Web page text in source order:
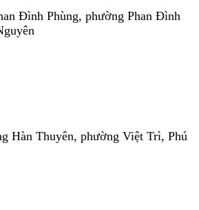
Đình Phùng, phường Phan Đình
Hàn Thuyên, phường Việt Trì, Phú